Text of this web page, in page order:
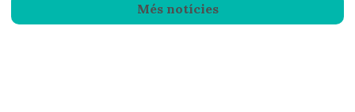
Més notícies